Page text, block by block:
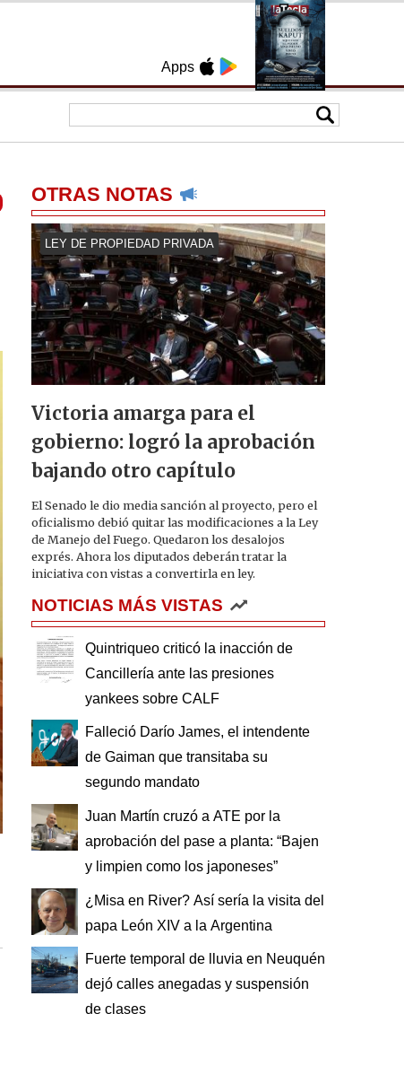
Apps
OTRAS NOTAS
LEY DE PROPIEDAD PRIVADA
Victoria amarga para el
gobierno: logró la aprobación
bajando otro capítulo
El Senado le dio media sanción al proyecto, pero el
oficialismo debió quitar las modificaciones a la Ley
de Manejo del Fuego. Quedaron los desalojos
exprés. Ahora los diputados deberán tratar la
iniciativa con vistas a convertirla en ley.
NOTICIAS MÁS VISTAS
Quintriqueo criticó la inacción de
Cancillería ante las presiones
yankees sobre CALF
Falleció Darío James, el intendente
de Gaiman que transitaba su
segundo mandato
Juan Martín cruzó a ATE por la
aprobación del pase a planta: “Bajen
y limpien como los japoneses”
¿Misa en River? Así sería la visita del
papa León XIV a la Argentina
Fuerte temporal de lluvia en Neuquén
dejó calles anegadas y suspensión
de clases